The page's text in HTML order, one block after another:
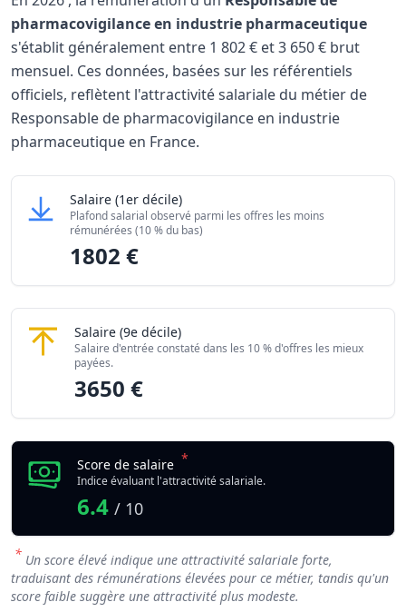
pharmacovigilance en industrie pharmaceutique
s'établit généralement entre 1 802 € et3 650 € brut
mensuel. Ces données, basées sur les référentiels
officiels, reflètent l'attractivité salariale du métier de
Responsable de pharmacovigilance en industrie
pharmaceutique en France.
Grille salariale Responsable de pharmacovigilance en
Niveau de salaire (Déciles)
Salaire minimum (10% les moins rémunérés)
Salaire maximum (10% les mieux rémunérés)
Salaire Responsable de pharmacovigilance en
(1er décile)
Plafond salarial observé parmi les offres les moins
rémunérées (10 % du bas)
1802 €
Salaire Responsable de pharmacovigilance en
(9e décile)
Salaire d'entrée constaté dans les 10 % d'offres les mieux
payées.
3650 €
Score de salaire *
Indice évaluant l'attractivité salariale.
6.4 / 10
* Un score élevé indique une attractivité salariale forte,
traduisant des rémunérations élevées pour ce métier, tandis qu'un
score faible suggère une attractivité plus modeste.